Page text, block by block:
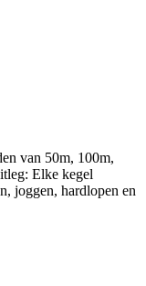
van 50m, 100m,
Elke kegel
joggen, hardlopen en